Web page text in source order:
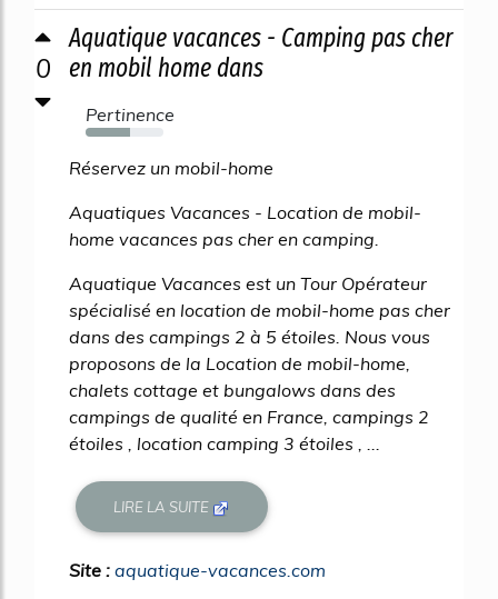
0
Aquatique vacances - Camping pas cher
en mobil home dans
Pertinence
57%
Réservez un mobil-home
Aquatiques Vacances - Location de mobil-
home vacances pas cher en camping.
Aquatique Vacances est un Tour Opérateur
spécialisé en location de mobil-home pas cher
dans des campings 2 à 5 étoiles. Nous vous
proposons de la Location de mobil-home,
chalets cottage et bungalows dans des
campings de qualité en France, campings 2
étoiles , location camping 3 étoiles , ...
LIRE LA SUITE
Site : aquatique-vacances.com